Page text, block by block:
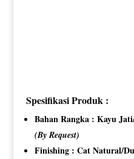
Spesifikasi Produk :
Bahan Rangka : Kayu
(By Request)
Finishing : Cat Natural/